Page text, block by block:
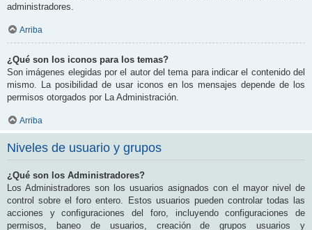
administradores.
Arriba
¿Qué son los iconos para los temas?
Son imágenes elegidas por el autor del tema para indicar el contenido del
mismo. La posibilidad de usar iconos en los mensajes depende de los
permisos otorgados por La Administración.
Arriba
Niveles de usuario y grupos
¿Qué son los Administradores?
Los Administradores son los usuarios asignados con el mayor nivel de
control sobre el foro entero. Estos usuarios pueden controlar todas las
acciones y configuraciones del foro, incluyendo configuraciones de
permisos, baneo de usuarios, creación de grupos usuarios y